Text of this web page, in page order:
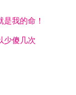
是我的命！
少傻几次